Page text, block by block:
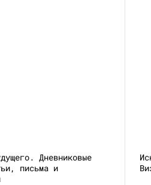
Дневниковые
письма и